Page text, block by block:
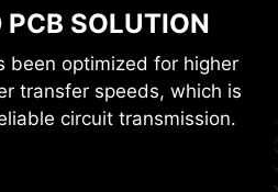
SOLUTION
been optimized for higher
transfer speeds, which is
circuit transmission.
стабільність під час
контакти мають
забезпечує
енергії.
контакти мають